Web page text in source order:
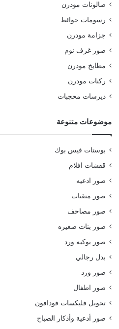
صالونات مودرن
رسومات حوائط
جزامة مودرن
صور غرف نوم
مطابخ مودرن
ركنات مودرن
ديرسات محجبات
موضوعات متنوعة
بوستات فيس بوك
قفشات افلام
صور ادعيه
صور منقبات
صور مصاحف
صور بنات صغيره
صور بوكيه ورد
بدل رجالي
صور ورد
صور اطفال
تحويل فليكسات فودافون
صور أدعية وأذكار الصباح